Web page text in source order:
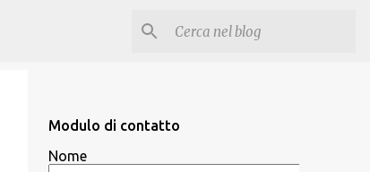
Modulo di contatto
Nome